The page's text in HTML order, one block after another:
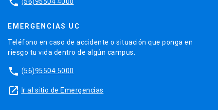
EMERGENCIAS UC
Teléfono en caso de accidente o situación que ponga en
riesgo tu vida dentro de algún campus.
phone (56)95504 5000
launch Ir al sitio de Emergencias